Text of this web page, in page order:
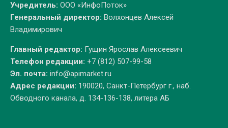
Учредитель: ООО «ИнфоПоток»
Генеральный директор: Волхонцев Алексей
Владимирович
Главный редактор: Гущин Ярослав Алексеевич
Телефон редакции: +7 (812) 507-99-58
Эл. почта: info@apimarket.ru
Адрес редакции: 190020, Санкт-Петербург г., наб.
Обводного канала, д. 134-136-138, литера АБ